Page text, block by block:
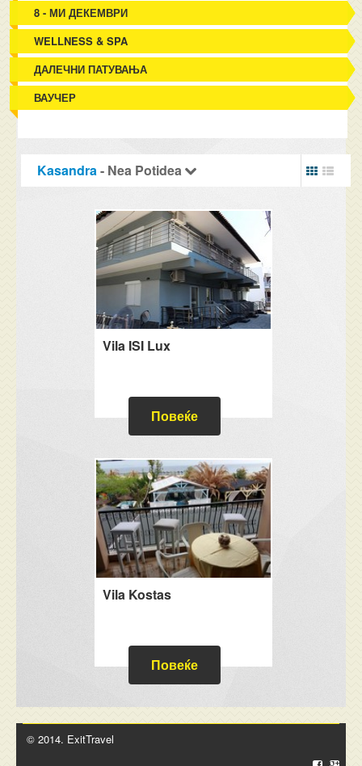
8 - МИ ДЕКЕМВРИ
WELLNESS & SPA
ДАЛЕЧНИ ПАТУВАЊА
ВАУЧЕР
Kasandra- Nea Potidea
Vila ISI Lux
Повеќе
Vila Kostas
Повеќе
© 2014. ExitTravel